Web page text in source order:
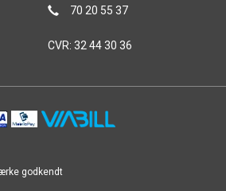
70 20 55 37
CVR: 32 44 30 36
godkendt